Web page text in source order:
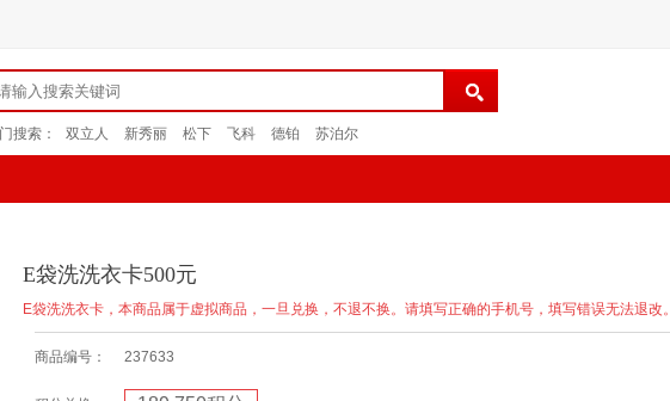
搜索： 双立人 新秀丽 松下 飞科 德铂 苏泊尔
E袋洗洗衣卡500元
E袋洗洗衣卡，本商品属于虚拟商品，一旦兑换，不退不换。请填写正确的手机号，填写错误无法退改。
商品编号： 237633